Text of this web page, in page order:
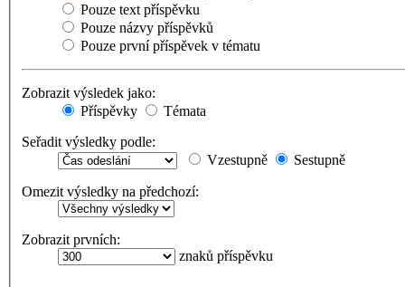
Pouze text příspěvku
Pouze názvy příspěvků
Pouze první příspěvek v tématu
Zobrazit výsledek jako:
Příspěvky
Témata
Seřadit výsledky podle:
Vzestupně
Sestupně
Omezit výsledky na předchozí:
Zobrazit prvních:
znaků příspěvku